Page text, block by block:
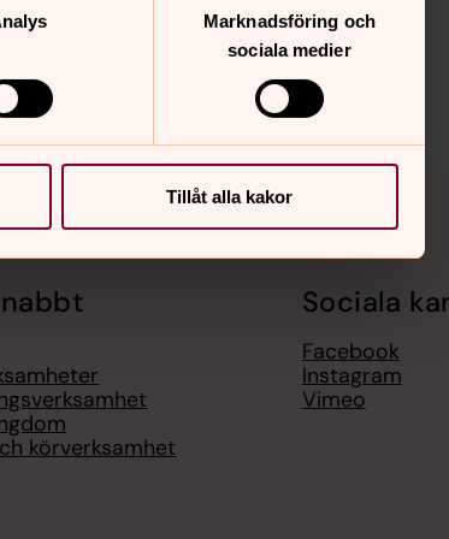
Marknadsföring och
sociala medier
Tillåt alla kakor
körverksamhet
Sociala
Facebook
Instagram
Vimeo